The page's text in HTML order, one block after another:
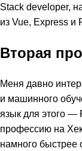
Stack developer,
из Vue, Express и
Вторая
Меня давно
и машинного
язык для этого —
профессию на
намного быстрее